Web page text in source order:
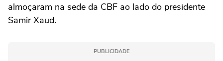
almoçaram na sede da CBF ao lado do presidente
Samir Xaud.
PUBLICIDADE